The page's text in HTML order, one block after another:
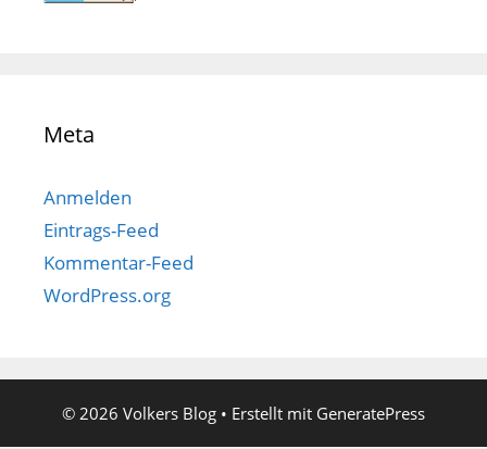
Meta
Anmelden
Eintrags-Feed
Kommentar-Feed
WordPress.org
© 2026 Volkers Blog • Erstellt mit GeneratePress